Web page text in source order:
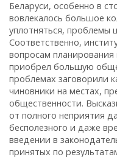
Беларуси, особенно в
вовлекалось большое
уплотняться,
Соответственно,
вопросам планирования
приобрел большую
проблемах заговорили
чиновники на местах,
общественности.
от полного неприятия
бесполезного и даже
введении в
принятых по